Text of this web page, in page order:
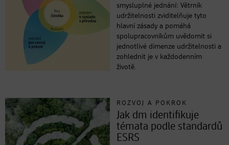
smysluplné jednání: Větrník
udržitelnosti zviditelňuje tyto
hlavní zásady a pomáhá
spolupracovníkům uvědomit si
jednotlivé dimenze udržitelnosti a
zohlednit je v každodenním
životě.
ROZVOJ A POKROK
Jak dm identifikuje
témata podle standardů
ESRS